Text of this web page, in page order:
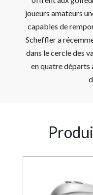
joueurs amateurs
capables de
Scheffler a
dans le cercle des
en quatre départs